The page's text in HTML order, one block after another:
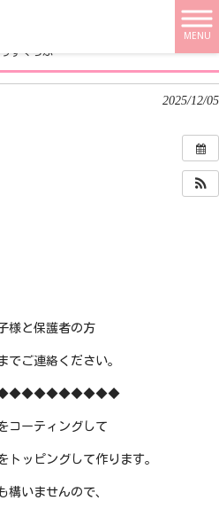
MENU
ずくらぶ
2025/12/05
様と保護者の方
ご連絡ください。
コーティングして
ッピングして作ります。
構いませんので、